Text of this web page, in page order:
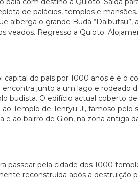
de palácios, templos e
alberga o grande Buda
veados. Regresso a Quioto.
do país por 1000 anos e é o
junto a um lago e rodeado
budista. O edifício actual coberto
Templo de Tenryu-Ji, famoso
ao bairro de Gion, na zona antiga
passear pela cidade dos 1000
reconstruída após a